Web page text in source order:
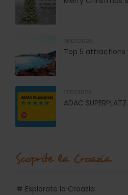
18.01.2025.
Top 5 attractions
17.01.2025.
ADAC
Scoprite la Croazia
# Esplorate la Croazia